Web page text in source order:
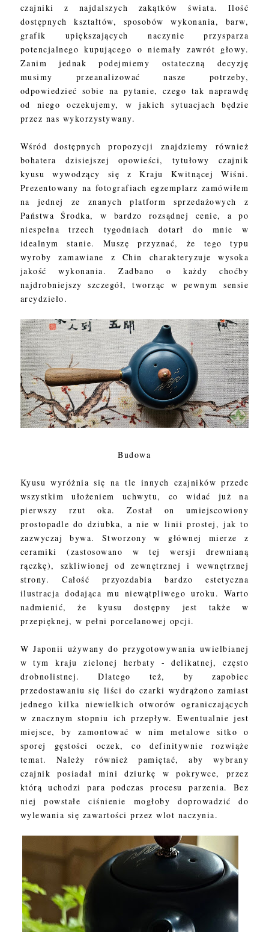
czajniki z najdalszych zakątków świata. Ilość
dostępnych kształtów, sposobów wykonania, barw,
grafik upiększających naczynie przysparza
potencjalnego kupującego o niemały zawrót głowy.
Zanim jednak podejmiemy ostateczną decyzję
musimy przeanalizować nasze potrzeby,
odpowiedzieć sobie na pytanie, czego tak naprawdę
od niego oczekujemy, w jakich sytuacjach będzie
przez nas wykorzystywany.
Wśród dostępnych propozycji znajdziemy również
bohatera dzisiejszej opowieści, tytułowy czajnik
kyusu wywodzący się z Kraju Kwitnącej Wiśni.
Prezentowany na fotografiach egzemplarz zamówiłem
na jednej ze znanych platform sprzedażowych z
Państwa Środka, w bardzo rozsądnej cenie, a po
niespełna trzech tygodniach dotarł do mnie w
idealnym stanie. Muszę przyznać, że tego typu
wyroby zamawiane z Chin charakteryzuje wysoka
jakość wykonania. Zadbano o każdy choćby
najdrobniejszy szczegół, tworząc w pewnym sensie
arcydzieło.
Budowa
Kyusu wyróżnia się na tle innych czajników przede
wszystkim ułożeniem uchwytu, co widać już na
pierwszy rzut oka. Został on umiejscowiony
prostopadle do dziubka, a nie w linii prostej, jak to
zazwyczaj bywa. Stworzony w głównej mierze z
ceramiki (zastosowano w tej wersji drewnianą
rączkę), szkliwionej od zewnętrznej i wewnętrznej
strony. Całość przyozdabia bardzo estetyczna
ilustracja dodająca mu niewątpliwego uroku. Warto
nadmienić, że kyusu dostępny jest także w
przepięknej, w pełni porcelanowej opcji.
W Japonii używany do przygotowywania uwielbianej
w tym kraju zielonej herbaty - delikatnej, często
drobnolistnej. Dlatego też, by zapobiec
przedostawaniu się liści do czarki wydrążono zamiast
jednego kilka niewielkich otworów ograniczających
w znacznym stopniu ich przepływ. Ewentualnie jest
miejsce, by zamontować w nim metalowe sitko o
sporej gęstości oczek, co definitywnie rozwiąże
temat. Należy również pamiętać, aby wybrany
czajnik posiadał mini dziurkę w pokrywce, przez
którą uchodzi para podczas procesu parzenia. Bez
niej powstałe ciśnienie mogłoby doprowadzić do
wylewania się zawartości przez wlot naczynia.